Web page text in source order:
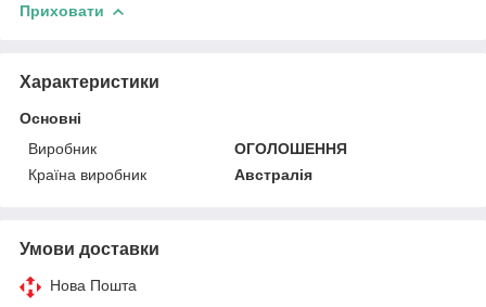
Приховати
Характеристики
Основні
Виробник
ОГОЛОШЕННЯ
Країна виробник
Австралія
Умови доставки
Нова Пошта